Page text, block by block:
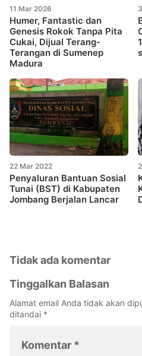
11 Mar 2026
Humer, Fantastic dan
Genesis Rokok Tanpa Pita
Cukai, Dijual Terang-
Terangan di Sumenep
Madura
22 Mar 2022
Penyaluran Bantuan Sosial
Tunai (BST) di Kabupaten
Jombang Berjalan Lancar
Tidak ada komentar
Tinggalkan Balasan
Alamat email Anda tidak akan
ditandai *
Komentar *